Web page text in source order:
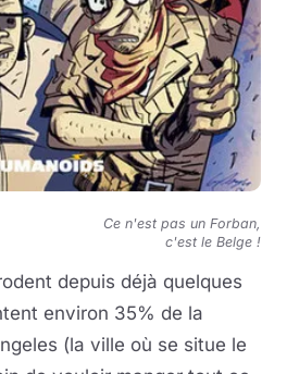
Ce n'est pas un Forban,
c'est le Belge !
depuis déjà quelques
environ 35% de la
(la ville où se situe le